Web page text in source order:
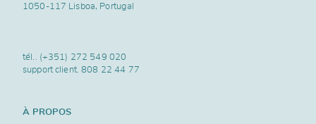
1050-117 Lisboa, Portugal
tél.. (+351) 272 549 020
support client.808 22 44 77
À PROPOS